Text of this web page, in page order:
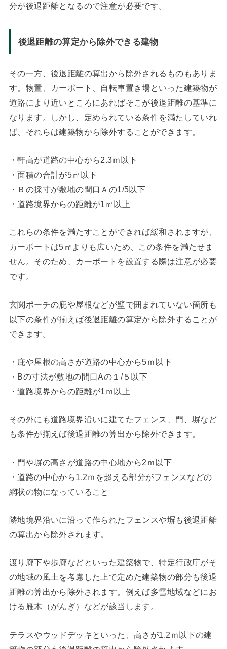
分が後退距離となるので注意が必要です。
後退距離の算定から除外できる建物
その一方、後退距離の算出から除外されるものもありま
す。物置、カーポート、自転車置き場といった建築物が
道路により近いところにあればそこが後退距離の基準に
なります。しかし、定められている条件を満たしていれ
ば、それらは建築物から除外することができます。
・軒高が道路の中心から2.3ｍ以下
・面積の合計が5㎡以下
・Ｂの採寸が敷地の間口Ａの1/5以下
・道路境界からの距離が1㎡以上
これらの条件を満たすことができれば緩和されますが、
カーポートは5㎡よりも広いため、この条件を満たせま
せん。そのため、カーポートを設置する際は注意が必要
です。
玄関ポーチの庇や屋根などが壁で囲まれていない箇所も
以下の条件が揃えば後退距離の算定から除外することが
できます。
・庇や屋根の高さが道路の中心から5ｍ以下
・Bの寸法が敷地の間口Aの１/５以下
・道路境界からの距離が1ｍ以上
その外にも道路境界沿いに建てたフェンス、門、塀など
も条件が揃えば後退距離の算出から除外できます。
・門や塀の高さが道路の中心地から2ｍ以下
・道路の中心から1.2ｍを超える部分がフェンスなどの
網状の物になっていること
隣地境界沿いに沿って作られたフェンスや塀も後退距離
の算出から除外されます。
渡り廊下や歩廊などといった建築物で、特定行政庁がそ
の地域の風土を考慮した上で定めた建築物の部分も後退
距離の算出から除外されます。例えば多雪地域などにお
ける雁木（がんぎ）などが該当します。
テラスやウッドデッキといった、高さが1.2ｍ以下の建